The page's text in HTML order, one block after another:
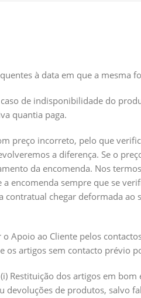
à data em que a mesma
de indisponibilidade do
quantia paga.
preço incorreto, pelo que
a diferença. Se o
da encomenda. Nos
encomenda sempre que se
chegar deformada
Apoio ao Cliente pelos
artigos sem contacto prévio
Restituição dos artigos em
de produtos, salvo